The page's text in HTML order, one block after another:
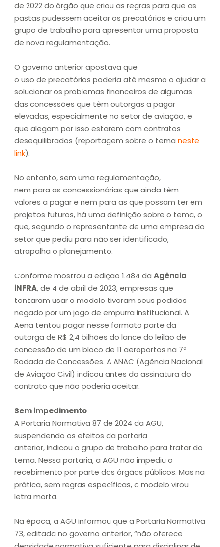
de 2022 do órgão que criou as regras para que as
pastas pudessem aceitar os precatórios e criou um
grupo de trabalho para apresentar uma proposta
de nova regulamentação.
O governo anterior apostava que
o uso de precatórios poderia até mesmo o ajudar a
solucionar os problemas financeiros de algumas
das concessões que têm outorgas a pagar
elevadas, especialmente no setor de aviação, e
que alegam por isso estarem com contratos
desequilibrados (reportagem sobre o tema neste
link).
No entanto, sem uma regulamentação,
nem para as concessionárias que ainda têm
valores a pagar e nem para as que possam ter em
projetos futuros, há uma definição sobre o tema, o
que, segundo o representante de uma empresa do
setor que pediu para não ser identificado,
atrapalha o planejamento.
Conforme mostrou a edição 1.484 da Agência
iNFRA, de 4 de abril de 2023, empresas que
tentaram usar o modelo tiveram seus pedidos
negado por um jogo de empurra institucional. A
Aena tentou pagar nesse formato parte da
outorga de R$ 2,4 bilhões do lance do leilão de
concessão de um bloco de 11 aeroportos na 7ª
Rodada de Concessões. A ANAC (Agência Nacional
de Aviação Civil) indicou antes da assinatura do
contrato que não poderia aceitar.
Sem impedimento
A Portaria Normativa 87 de 2024 da AGU,
suspendendo os efeitos da portaria
anterior, indicou o grupo de trabalho para tratar do
tema. Nessa portaria, a AGU não impediu o
recebimento por parte dos órgãos públicos. Mas na
prática, sem regras específicas, o modelo virou
letra morta.
Na época, a AGU informou que a Portaria Normativa
73, editada no governo anterior, “não oferece